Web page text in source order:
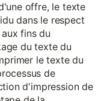
offre, le texte
dans le respect
fins du
du texte du
le texte du
de
d'impression de